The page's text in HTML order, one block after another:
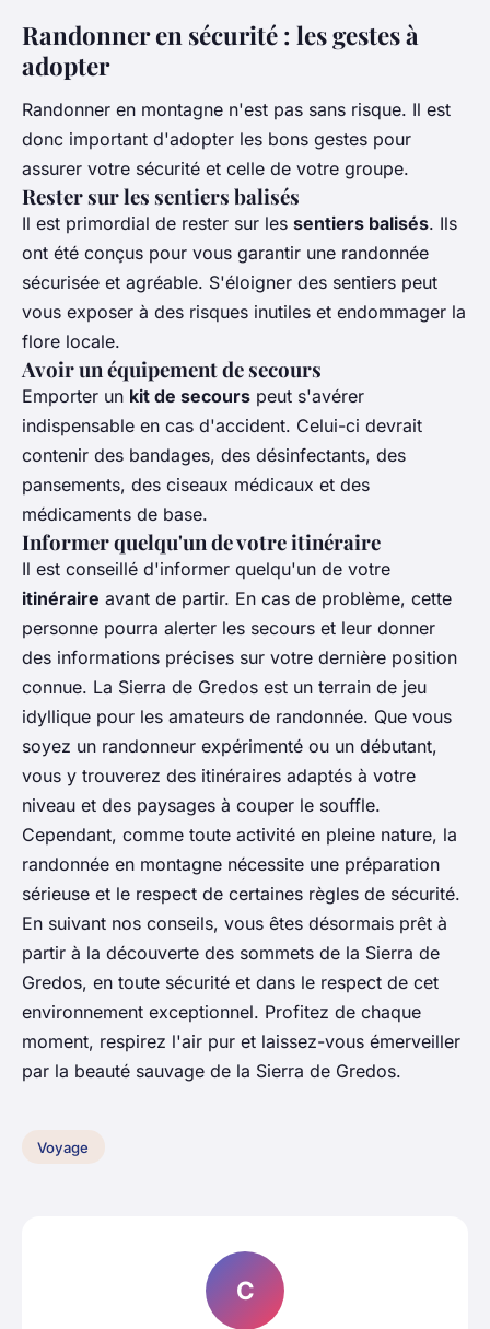
Randonner en sécurité : les gestes à
adopter
Randonner en montagne n'est pas sans risque. Il est
donc important d'adopter les bons gestes pour
assurer votre sécurité et celle de votre groupe.
Rester sur les sentiers balisés
Il est primordial de rester sur les sentiers balisés. Ils
ont été conçus pour vous garantir une randonnée
sécurisée et agréable. S'éloigner des sentiers peut
vous exposer à des risques inutiles et endommager la
flore locale.
Avoir un équipement de secours
Emporter un kit de secours peut s'avérer
indispensable en cas d'accident. Celui-ci devrait
contenir des bandages, des désinfectants, des
pansements, des ciseaux médicaux et des
médicaments de base.
Informer quelqu'un de votre itinéraire
Il est conseillé d'informer quelqu'un de votre
itinéraire avant de partir. En cas de problème, cette
personne pourra alerter les secours et leur donner
des informations précises sur votre dernière position
connue. La Sierra de Gredos est un terrain de jeu
idyllique pour les amateurs de randonnée. Que vous
soyez un randonneur expérimenté ou un débutant,
vous y trouverez des itinéraires adaptés à votre
niveau et des paysages à couper le souffle.
Cependant, comme toute activité en pleine nature, la
randonnée en montagne nécessite une préparation
sérieuse et le respect de certaines règles de sécurité.
En suivant nos conseils, vous êtes désormais prêt à
partir à la découverte des sommets de la Sierra de
Gredos, en toute sécurité et dans le respect de cet
environnement exceptionnel. Profitez de chaque
moment, respirez l'air pur et laissez-vous émerveiller
par la beauté sauvage de la Sierra de Gredos.
Voyage
C